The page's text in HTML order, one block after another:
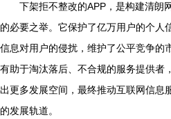
下架拒不整改的APP，是构建清朗
的必要之举。它保护了亿万用户的个人
信息对用户的侵扰，维护了公平竞争的
有助于淘汰落后、不合规的服务提供者
出更多发展空间，最终推动互联网信息
的发展轨道。